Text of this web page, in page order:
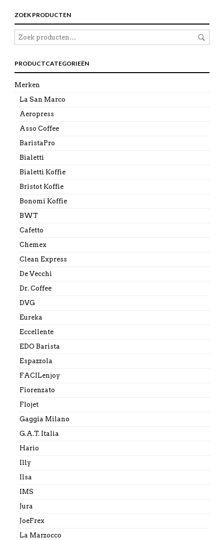
ZOEK PRODUCTEN
PRODUCTCATEGORIEËN
Merken
La San Marco
Aeropress
Asso Coffee
BaristaPro
Bialetti
Bialetti Koffie
Bristot Koffie
Bonomi Koffie
BWT
Cafetto
Chemex
Clean Express
De Vecchi
Dr. Coffee
DVG
Eureka
Eccellente
EDO Barista
Espazzola
FACILenjoy
Fiorenzato
Flojet
Gaggia Milano
G.A.T. Italia
Hario
Illy
Ilsa
IMS
Jura
JoeFrex
La Marzocco